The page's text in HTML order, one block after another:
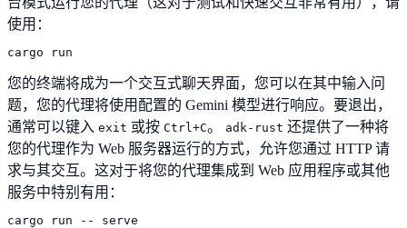
使用：
cargo run
您的终端将成为一个交互式聊天界面，您可以在其中输入问
题，您的代理将使用配置的 Gemini 模型进行响应。要退出，
通常可以键入 exit 或按 Ctrl+C。 adk-rust 还提供了一种将
您的代理作为 Web 服务器运行的方式，允许您通过 HTTP 请
求与其交互。这对于将您的代理集成到 Web 应用程序或其他
服务中特别有用：
cargo run -- serve